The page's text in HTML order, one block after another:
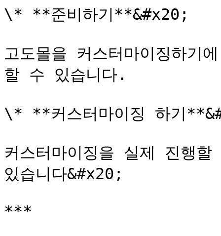
\* **준비하기**&#x20;
고도몰을 커스터마이징하기
할 수 있습니다.
\* **커스터마이징 하기
커스터마이징을 실제 진행
있습니다&#x20;
***